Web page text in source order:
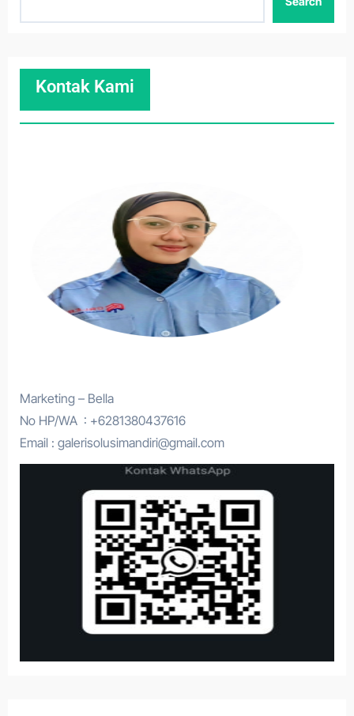
Kontak Kami
Marketing – Bella
No HP/WA : +6281380437616
Email : galerisolusimandiri@gmail.com